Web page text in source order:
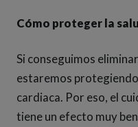
Cómo proteger la
Si conseguimos
estaremos
cardiaca. Por eso, el
tiene un efecto muy